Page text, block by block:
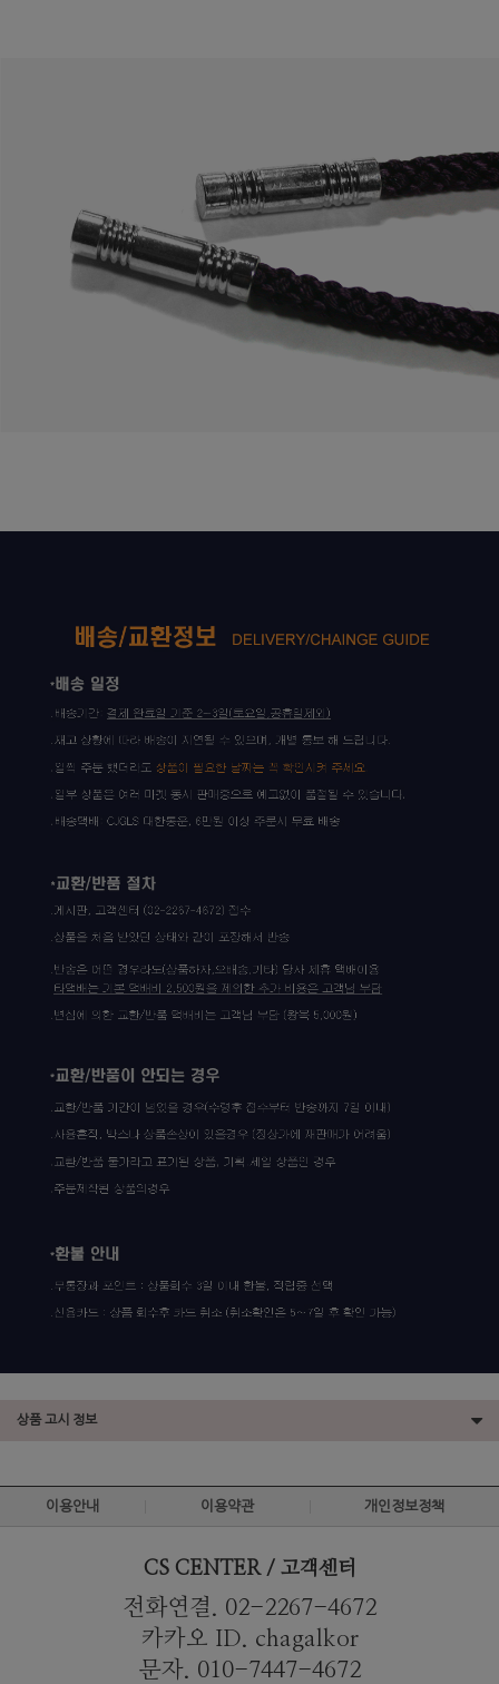
상품 고시 정보
이용안내 이용약관 개인정보정책
CS CENTER / 고객센터
전화연결. 02-2267-4672
카카오 ID. chagalkor
문자. 010-7447-4672